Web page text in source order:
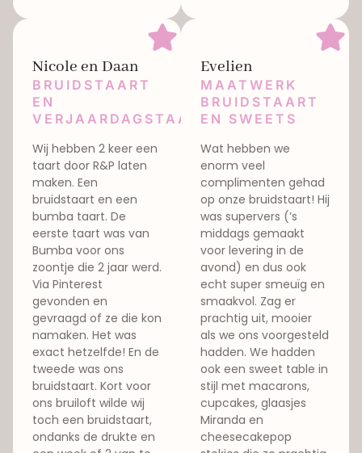
Nicole en Daan
BRUIDSTAART
EN
VERJAARDAGSTAART
Wij hebben 2 keer een
taart door R&P laten
maken. Een
bruidstaart en een
bumba taart. De
eerste taart was van
Bumba voor ons
zoontje die 2 jaar werd.
Via Pinterest
gevonden en
gevraagd of ze die kon
namaken. Het was
exact hetzelfde! En de
tweede was ons
bruidstaart. Kort voor
ons bruiloft wilde wij
toch een bruidstaart,
ondanks de drukte en
Evelien
MAATWERK
BRUIDSTAART
EN SWEETS
Wat hebben we
enorm veel
complimenten gehad
op onze bruidstaart! Hij
was supervers (’s
middags gemaakt
voor levering in de
avond) en dus ook
echt super smeuïg en
smaakvol. Zag er
prachtig uit, mooier
als we ons voorgesteld
hadden. We hadden
ook een sweet table in
stijl met macarons,
cupcakes, glaasjes
Miranda en
cheesecakepop